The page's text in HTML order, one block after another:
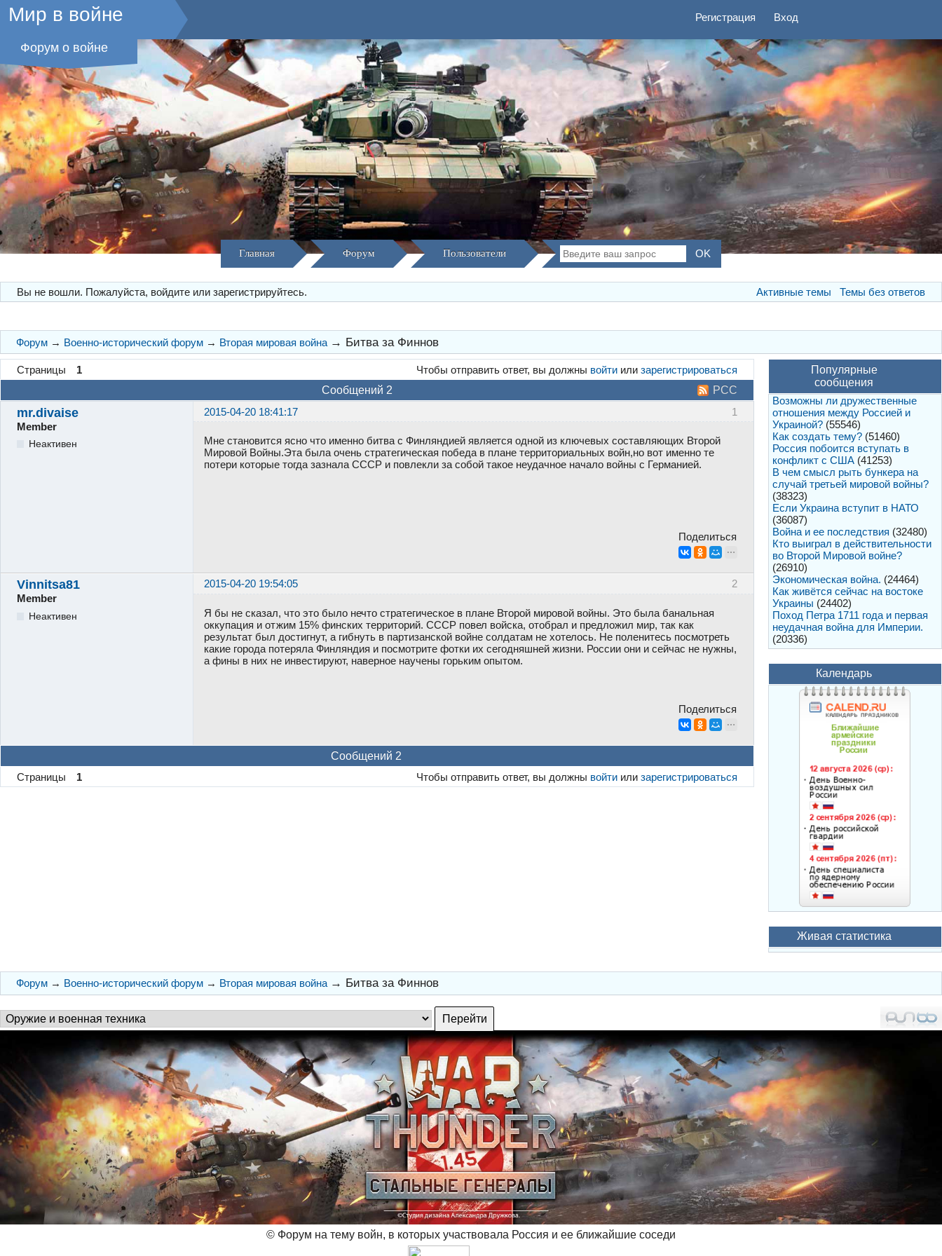
Мир в войне
Форум о войне
Регистрация Вход
Главная Форум Пользователи
Вы не вошли. Пожалуйста, войдите или зарегистрируйтесь. Активные темы Темы без ответов
Форум → Военно-исторический форум → Вторая мировая война → Битва за Финнов
Страницы 1 Чтобы отправить ответ, вы должны войти илизарегистрироваться
РСС
Сообщений 2
1
mr.divaise
2015-04-20 18:41:17
Member
Неактивен
Мне становится ясно что именно битва с Финляндией является одной из ключевых составляющих Второй
Мировой Войны.Эта была очень стратегическая победа в плане территориальных войн,но вот именно те
потери которые тогда зазнала СССР и повлекли за собой такое неудачное начало войны с Германией.
Поделиться
2
Vinnitsa81
2015-04-20 19:54:05
Member
Неактивен
Я бы не сказал, что это было нечто стратегическое в плане Второй мировой войны. Это была банальная
оккупация и отжим 15% финских территорий. СССР повел войска, отобрал и предложил мир, так как
результат был достигнут, а гибнуть в партизанской войне солдатам не хотелось. Не поленитесь посмотреть
какие города потеряла Финляндия и посмотрите фотки их сегодняшней жизни. России они и сейчас не нужны,
а фины в них не инвестируют, наверное научены горьким опытом.
Поделиться
Сообщений 2
Страницы
1 Чтобы отправить ответ, вы должны войти илизарегистрироваться
Популярные
сообщения
Возможны ли дружественные
отношения между Россией и
Украиной? (55546)
Как создать тему? (51460)
Россия побоится вступать в
конфликт с США (41253)
В чем смысл рыть бункера на
случай третьей мировой войны?
(38323)
Если Украина вступит в НАТО
(36087)
Война и ее последствия (32480)
Кто выиграл в действительности
во Второй Мировой войне?
(26910)
Экономическая война. (24464)
Как живётся сейчас на востоке
Украины (24402)
Поход Петра 1711 года и первая
неудачная война для Империи.
(20336)
Календарь
Живая статистика
Форум → Военно-исторический форум → Вторая мировая война → Битва за Финнов
© Форум на тему войн, в которых участвовала Россия и ее ближайшие соседи